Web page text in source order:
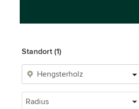
Standort (1)
Radius